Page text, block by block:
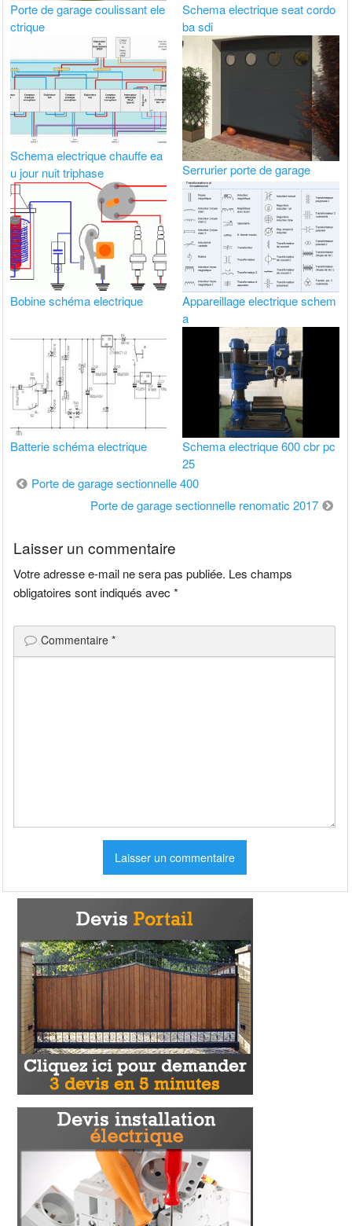
Porte de garage coulissant ele
ctrique
Schema electrique seat cordo
ba sdi
Schema electrique chauffe ea
u jour nuit triphase
Serrurier porte de garage
Bobine schéma electrique
Appareillage electrique schem
a
Batterie schéma electrique
Schema electrique 600 cbr pc
25
Navigation
Porte de garage sectionnelle 400
Porte de garage sectionnelle renomatic 2017
Laisser un commentaire
Votre adresse e-mail ne sera pas publiée. Les champs
obligatoires sont indiqués avec*
Commentaire*